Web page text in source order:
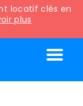
locatif clés en
plus